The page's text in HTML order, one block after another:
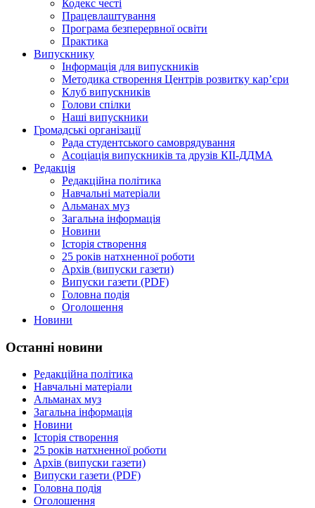
Кодекс честі
Працевлаштування
Програма безперервної освіти
Практика
Випускнику
Інформація для випускників
Методика створення Центрів розвитку кар’єри
Клуб випускників
Голови спілки
Наші випускники
Громадські організації
Рада студентського самоврядування
Асоціація випускників та друзів КІІ-ДДМА
Редакція
Редакційна політика
Навчальні матеріали
Альманах муз
Загальна інформація
Новини
Історія створення
25 років натхненної роботи
Архів (випуски газети)
Випуски газети (PDF)
Головна подія
Оголошення
Новини
Останні новини
Редакційна політика
Навчальні матеріали
Альманах муз
Загальна інформація
Новини
Історія створення
25 років натхненної роботи
Архів (випуски газети)
Випуски газети (PDF)
Головна подія
Оголошення